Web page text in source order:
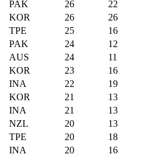
PAK 26
22
KOR 26
26
TPE 25
16
PAK 24
12
AUS 24
11
KOR 23
16
INA 22
19
KOR 21
13
INA 21
13
NZL 20
13
TPE 20
18
INA 20
16